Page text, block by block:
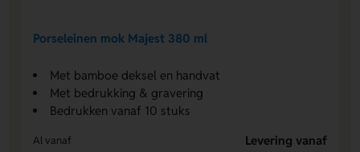
Porseleinen mok Majest 380 ml
Met bamboe deksel en handvat
Met bedrukking & gravering
Bedrukken vanaf 10 stuks
Al vanaf
Levering vanaf